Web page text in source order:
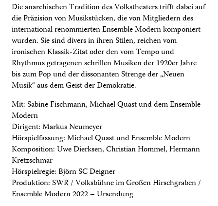
Die anarchischen Tradition des Volkstheaters trifft dabei auf
die Präzision von Musikstücken, die von Mitgliedern des
international renommierten Ensemble Modern komponiert
wurden. Sie sind divers in ihren Stilen, reichen vom
ironischen Klassik-Zitat oder den vom Tempo und
Rhythmus getragenen schrillen Musiken der 1920er Jahre
bis zum Pop und der dissonanten Strenge der „Neuen
Musik“ aus dem Geist der Demokratie.
Mit: Sabine Fischmann, Michael Quast und dem Ensemble
Modern
Dirigent: Markus Neumeyer
Hörspielfassung: Michael Quast und Ensemble Modern
Komposition: Uwe Dierksen, Christian Hommel, Hermann
Kretzschmar
Hörspielregie: Björn SC Deigner
Produktion: SWR / Volksbühne im Großen Hirschgraben /
Ensemble Modern 2022 – Ursendung